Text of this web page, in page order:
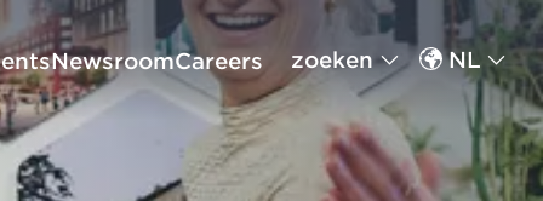
NL
zoeken
NewsroomCareers